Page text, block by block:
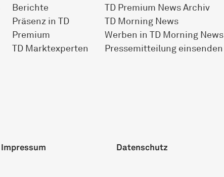
Berichte
Präsenz in TD
Premium
TD Marktexperten
TD Premium News Archiv
TD Morning News
Werben in TD Morning News
Pressemitteilung einsenden
Impressum Datenschutz